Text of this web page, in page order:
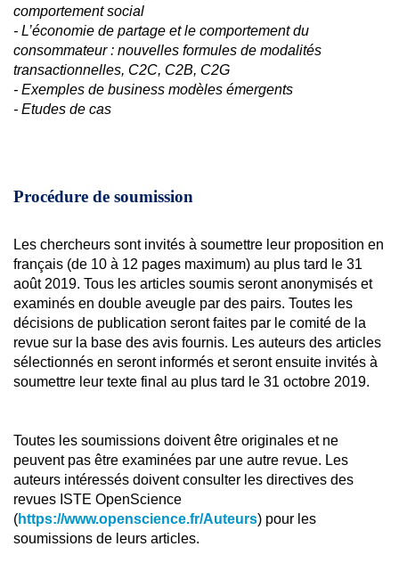
comportement social
- L’économie de partage et le comportement du
consommateur : nouvelles formules de modalités
transactionnelles, C2C, C2B, C2G
- Exemples de business modèles émergents
- Etudes de cas
Procédure de soumission
Les chercheurs sont invités à soumettre leur proposition en
français (de 10 à 12 pages maximum) au plus tard le 31
août 2019. Tous les articles soumis seront anonymisés et
examinés en double aveugle par des pairs. Toutes les
décisions de publication seront faites par le comité de la
revue sur la base des avis fournis. Les auteurs des articles
sélectionnés en seront informés et seront ensuite invités à
soumettre leur texte final au plus tard le 31 octobre 2019.
Toutes les soumissions doivent être originales et ne
peuvent pas être examinées par une autre revue. Les
auteurs intéressés doivent consulter les directives des
revues ISTE OpenScience
(https://www.openscience.fr/Auteurs) pour les
soumissions de leurs articles.